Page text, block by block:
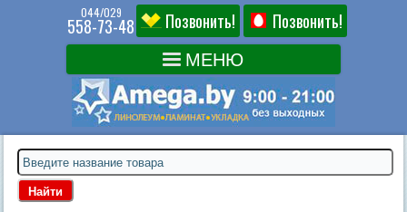
044/029
558-73-48 Позвонить! Позвонить!